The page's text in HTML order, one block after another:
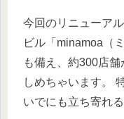
今回のリニューア
ビル「minamoa（
も備え、約300店
しめちゃいます。
いでにも立ち寄れ